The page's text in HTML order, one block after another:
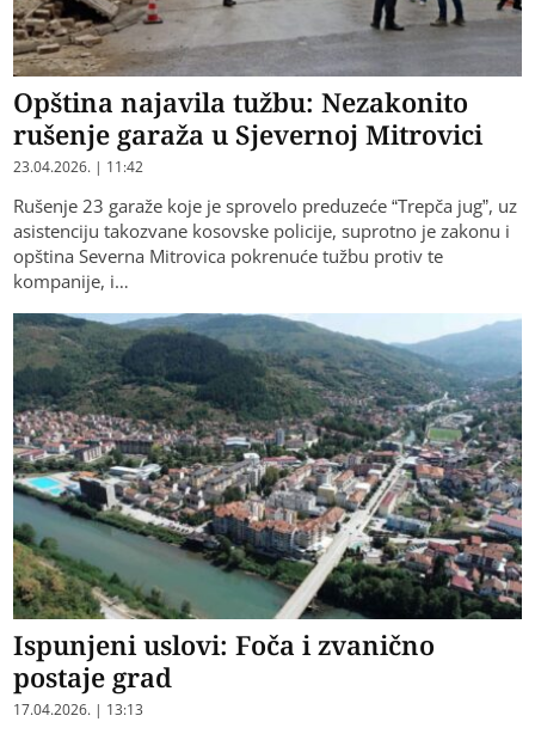
Opština najavila tužbu: Nezakonito
rušenje garaža u Sjevernoj Mitrovici
23.04.2026. | 11:42
Rušenje 23 garaže koje je sprovelo preduzeće “Trepča jug”, uz
asistenciju takozvane kosovske policije, suprotno je zakonu i
opština Severna Mitrovica pokrenuće tužbu protiv te
kompanije, i…
Ispunjeni uslovi: Foča i zvanično
postaje grad
17.04.2026. | 13:13